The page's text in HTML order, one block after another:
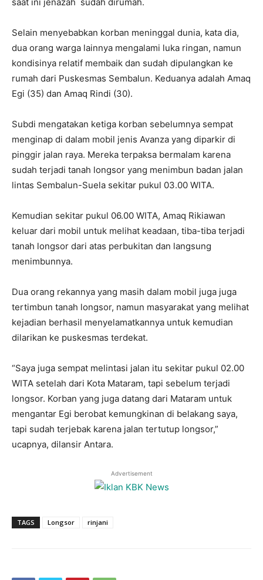
Selain menyebabkan korban meninggal dunia, kata dia,
dua orang warga lainnya mengalami luka ringan, namun
kondisinya relatif membaik dan sudah dipulangkan ke
rumah dari Puskesmas Sembalun. Keduanya adalah Amaq
Egi (35) dan Amaq Rindi (30).
Subdi mengatakan ketiga korban sebelumnya sempat
menginap di dalam mobil jenis Avanza yang diparkir di
pinggir jalan raya. Mereka terpaksa bermalam karena
sudah terjadi tanah longsor yang menimbun badan jalan
lintas Sembalun-Suela sekitar pukul 03.00 WITA.
Kemudian sekitar pukul 06.00 WITA, Amaq Rikiawan
keluar dari mobil untuk melihat keadaan, tiba-tiba terjadi
tanah longsor dari atas perbukitan dan langsung
menimbunnya.
Dua orang rekannya yang masih dalam mobil juga juga
tertimbun tanah longsor, namun masyarakat yang melihat
kejadian berhasil menyelamatkannya untuk kemudian
dilarikan ke puskesmas terdekat.
“Saya juga sempat melintasi jalan itu sekitar pukul 02.00
WITA setelah dari Kota Mataram, tapi sebelum terjadi
longsor. Korban yang juga datang dari Mataram untuk
mengantar Egi berobat kemungkinan di belakang saya,
tapi sudah terjebak karena jalan tertutup longsor,”
ucapnya, dilansir Antara.
Advertisement
TAGS Longsor rinjani